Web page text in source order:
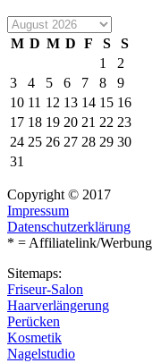
M D M D F S
S
1
2
3
4 5 6 7 8
9
10 11 12 13 14 15 16
17 18 19 20 21 22 23
24 25 26 27 28 29 30
31
Copyright © 2017
Impressum
Datenschutzerklärung
* = Affiliatelink/Werbung
Sitemaps:
Friseur-Salon
Haarverlängerung
Perücken
Kosmetik
Nagelstudio